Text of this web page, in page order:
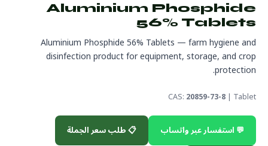
Aluminium Phosphide
56% Tablets
Aluminium Phosphide 56% Tablets — farm hygiene and
disinfection product for equipment, storage, and crop
protection.
CAS:20859-73-8 | Tablet
💬 استفسار عبر واتساب
📋 طلب سعر الجملة